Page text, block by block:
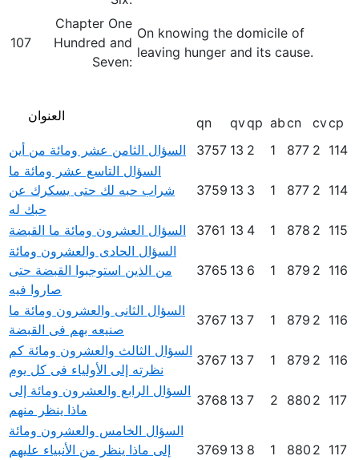
107
Chapter One
Hundred and
Seven:
On knowing the domicile of
leaving hunger and its cause.
العنوان qn qvqp abcn cvcp
السؤال الثامن عشر ومائة من أين
3757 13 2 1 877 2 114
السؤال التاسع عشر ومائة ما
شراب حبه لك حتى يسكرك عن
حبك له
3759 13 3 1 877 2 114
السؤال العشرون ومائة ما القبضة 3761 13 4 1 878 2 115
السؤال الحادى والعشرون ومائة
من الذين استوجبوا القبضة حتى
صاروا فيه
3765 13 6 1 879 2 116
السؤال الثانى والعشرون ومائة ما
صنيعه بهم فى القبضة
3767 13 7 1 879 2 116
السؤال الثالث والعشرون ومائة كم
نظرته إلى الأولياء فى كل يوم
3767 13 7 1 879 2 116
السؤال الرابع والعشرون ومائة إلى
ماذا ينظر منهم
3768 13 7 2 880 2 117
السؤال الخامس والعشرون ومائة
إلى ماذا ينظر من الأنبياء عليهم
3769 13 8 1 880 2 117